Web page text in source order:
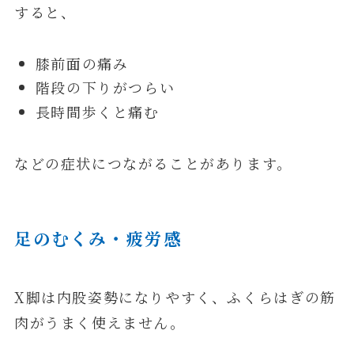
すると、
膝前面の痛み
階段の下りがつらい
長時間歩くと痛む
などの症状につながることがあります。
足のむくみ・疲労感
X脚は内股姿勢になりやすく、ふくらはぎの筋
肉がうまく使えません。